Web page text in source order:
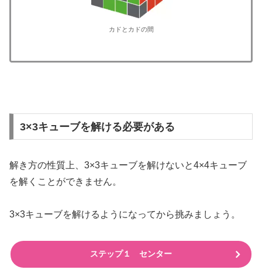
カドとカドの間
3×3キューブを解ける必要がある
解き方の性質上、3×3キューブを解けないと4×4キューブ
を解くことができません。
3×3キューブを解けるようになってから挑みましょう。
ステップ１ センター